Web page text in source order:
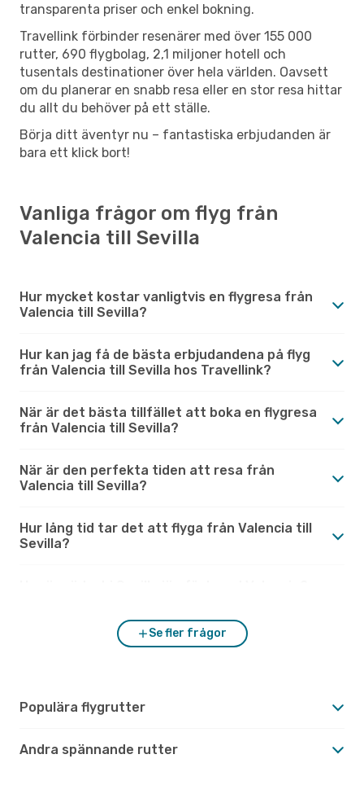
transparenta priser och enkel bokning.
Travellink förbinder resenärer med över 155 000
rutter, 690 flygbolag, 2,1 miljoner hotell och
tusentals destinationer över hela världen. Oavsett
om du planerar en snabb resa eller en stor resa hittar
du allt du behöver på ett ställe.
Börja ditt äventyr nu – fantastiska erbjudanden är
bara ett klick bort!
Vanliga frågor om flyg från
Valencia till Sevilla
Hur mycket kostar vanligtvis en flygresa från
Valencia till Sevilla?
Hur kan jag få de bästa erbjudandena på flyg
från Valencia till Sevilla hos Travellink?
När är det bästa tillfället att boka en flygresa
från Valencia till Sevilla?
När är den perfekta tiden att resa från
Valencia till Sevilla?
Hur lång tid tar det att flyga från Valencia till
Sevilla?
Se fler frågor
Populära flygrutter
Andra spännande rutter